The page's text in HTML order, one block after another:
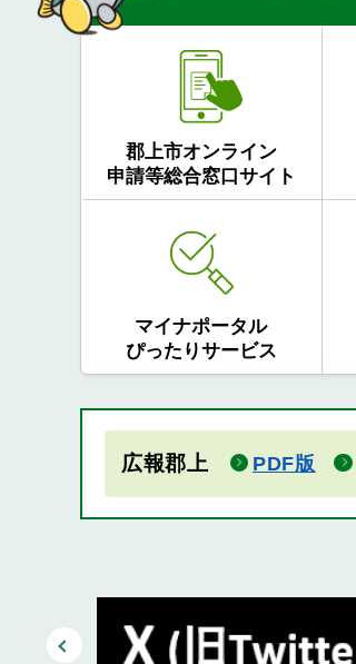
郡上市オンライン
申請等総合窓口サイト
マイナポータル
ぴったりサービス
広報郡上 PDF版